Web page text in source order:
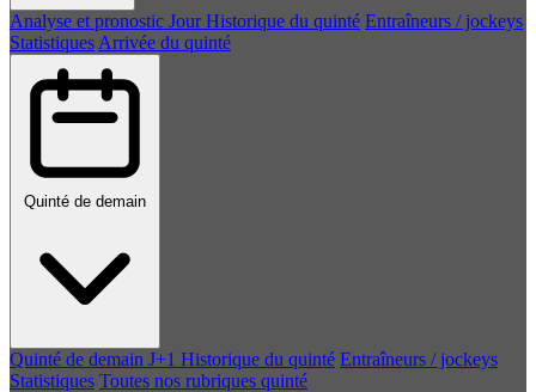
Analyse et pronostic Jour Historique du quinté Entraîneurs / jockeys
Statistiques Arrivée du quinté
Quinté de demain
Quinté de demain J+1 Historique du quinté Entraîneurs / jockeys
Statistiques Toutes nos rubriques quinté